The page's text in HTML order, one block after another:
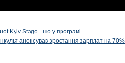
Kyiv Stage - що у програмі
анонсував зростання зарплат на 70%